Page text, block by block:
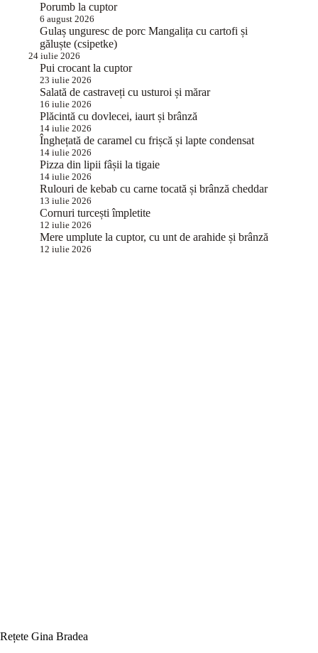
Porumb la cuptor
6 august 2026
Gulaș unguresc de porc Mangalița cu cartofi și
găluște (csipetke)
24 iulie 2026
Pui crocant la cuptor
23 iulie 2026
Salată de castraveți cu usturoi și mărar
16 iulie 2026
Plăcintă cu dovlecei, iaurt și brânză
14 iulie 2026
Înghețată de caramel cu frișcă și lapte condensat
14 iulie 2026
Pizza din lipii fâșii la tigaie
14 iulie 2026
Rulouri de kebab cu carne tocată și brânză cheddar
13 iulie 2026
Cornuri turcești împletite
12 iulie 2026
Mere umplute la cuptor, cu unt de arahide și brânză
12 iulie 2026
Rețete Gina Bradea